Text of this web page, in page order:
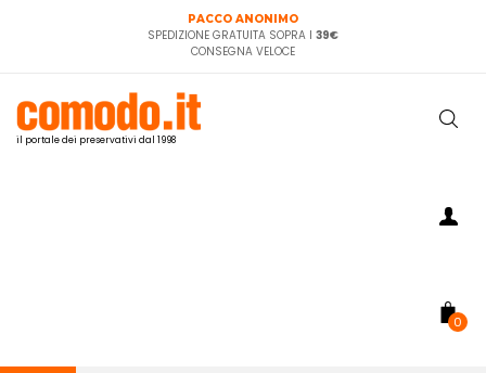
PACCO ANONIMO
SPEDIZIONE GRATUITA SOPRA I 39€
CONSEGNA VELOCE
il portale dei preservativi dal 1998
0